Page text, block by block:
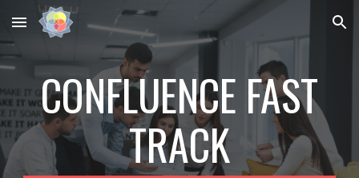
Skip to main content Skip to navigation
CONFLUENCE FAST
TRACK